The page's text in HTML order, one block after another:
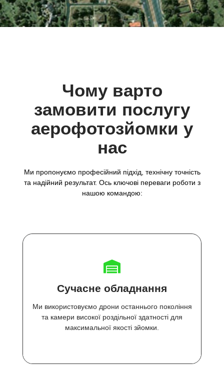
Чому варто
замовити послугу
аерофотозйомки у
нас
Ми пропонуємо професійний підхід, технічну точність
та надійний результат. Ось ключові переваги роботи з
нашою командою:
Сучасне обладнання
Ми використовуємо дрони останнього покоління
та камери високої роздільної здатності для
максимальної якості зйомки.